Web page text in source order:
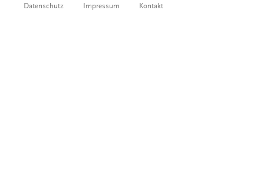
Datenschutz
Impressum Kontakt